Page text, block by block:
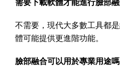
需要下載軟體才能進行臉部
不需要，現代大多數工具都
體可能提供更進階功能。
臉部融合可以用於專業用途嗎